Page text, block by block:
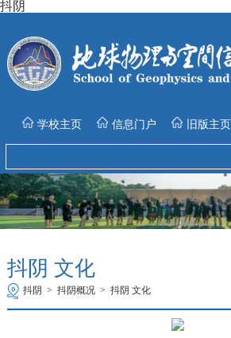
抖阴
学校主页 信息门户 旧版主页
抖阴 文化
抖阴 > 抖阴概况 > 抖阴 文化